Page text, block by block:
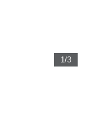
1/3